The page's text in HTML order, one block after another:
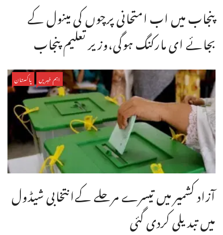
پنجاب میں اب امتحانی پرچوں کی مینول کے
بجائے ای مارکنگ ہوگی،وزیر تعلیم پنجاب
اہم خبریں پاکستان
آزاد کشمیر میں تیسرے مرحلے کےانتخابی شیڈول
میں تبدیلی کردی گئی